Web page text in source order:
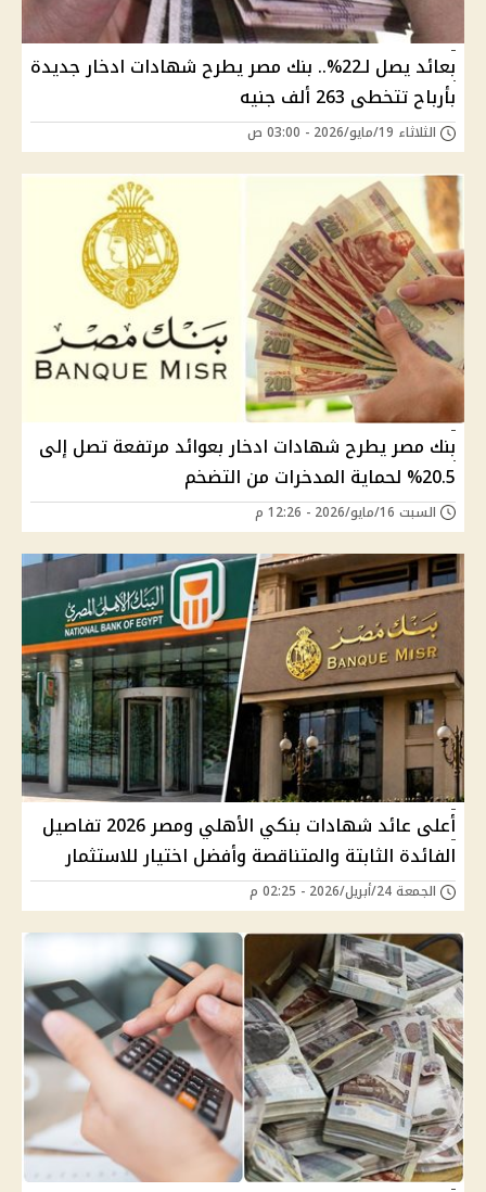
بعائد يصل لـ22%.. بنك مصر يطرح شهادات ادخار جديدة
بأرباح تتخطى 263 ألف جنيه
الثلاثاء 19/مايو/2026 - 03:00 ص
بنك مصر يطرح شهادات ادخار بعوائد مرتفعة تصل إلى
20.5% لحماية المدخرات من التضخم
السبت 16/مايو/2026 - 12:26 م
أعلى عائد شهادات بنكي الأهلي ومصر 2026 تفاصيل
الفائدة الثابتة والمتناقصة وأفضل اختيار للاستثمار
الجمعة 24/أبريل/2026 - 02:25 م